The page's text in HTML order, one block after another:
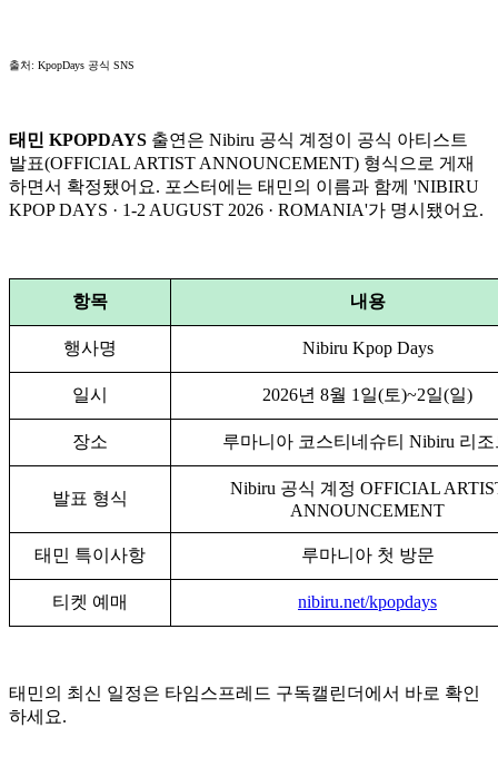
출처: KpopDays 공식 SNS
태민 KPOPDAYS 출연은 Nibiru 공식 계정이 공식 아티스트
발표(OFFICIAL ARTIST ANNOUNCEMENT) 형식으로 게재
하면서 확정됐어요. 포스터에는 태민의 이름과 함께 'NIBIRU
KPOP DAYS · 1-2 AUGUST 2026 · ROMANIA'가 명시됐어요.
항목 내용
행사명 Nibiru Kpop Days
일시 2026년 8월 1일(토)~2일(일)
장소 루마니아 코스티네슈티 Nibiru 리조
발표 형식
Nibiru 공식 계정 OFFICIAL
ANNOUNCEMENT
태민 특이사항 루마니아 첫 방문
티켓 예매 nibiru.net/kpopdays
태민의 최신 일정은 타임스프레드 구독캘린더에서 바로 확인
하세요.